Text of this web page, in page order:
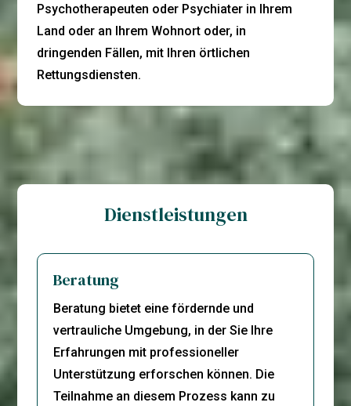
Psychotherapeuten oder Psychiater in Ihrem
Land oder an Ihrem Wohnort oder, in
dringenden Fällen, mit Ihren örtlichen
Rettungsdiensten.
Dienstleistungen
Beratung
Beratung bietet eine fördernde und
vertrauliche Umgebung, in der Sie Ihre
Erfahrungen mit professioneller
Unterstützung erforschen können. Die
Teilnahme an diesem Prozess kann zu